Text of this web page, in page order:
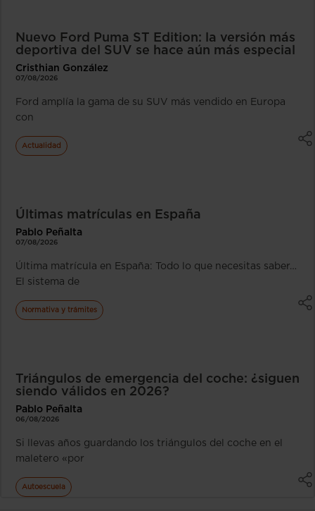
Nuevo Ford Puma ST Edition: la versión más
deportiva del SUV se hace aún más especial
Cristhian González
07/08/2026
Ford amplía la gama de su SUV más vendido en Europa
con
Actualidad
Últimas matrículas en España
Pablo Peñalta
07/08/2026
Última matrícula en España: Todo lo que necesitas saber…
El sistema de
Normativa y trámites
Triángulos de emergencia del coche: ¿siguen
siendo válidos en 2026?
Pablo Peñalta
06/08/2026
Si llevas años guardando los triángulos del coche en el
maletero «por
Autoescuela